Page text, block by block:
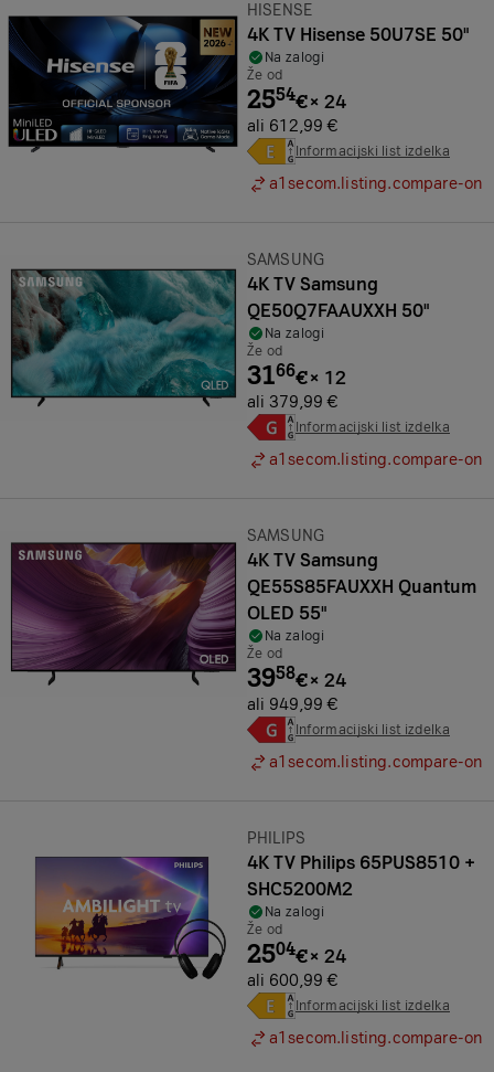
Znamka:
HISENSE
4K TV Hisense 50U7SE 50"
Na zalogi
Že od
2554€× 24
ali 612,99 €
Informacijski list izdelka
a1secom.listing.compare-on
Znamka:
SAMSUNG
4K TV Samsung
QE50Q7FAAUXXH 50"
Na zalogi
Že od
3166€× 12
ali 379,99 €
Informacijski list izdelka
a1secom.listing.compare-on
Znamka:
SAMSUNG
4K TV Samsung
QE55S85FAUXXH Quantum
OLED 55"
Na zalogi
Že od
3958€× 24
ali 949,99 €
Informacijski list izdelka
a1secom.listing.compare-on
Znamka:
PHILIPS
4K TV Philips 65PUS8510 +
SHC5200M2
Na zalogi
Že od
2504€× 24
ali 600,99 €
Informacijski list izdelka
a1secom.listing.compare-on